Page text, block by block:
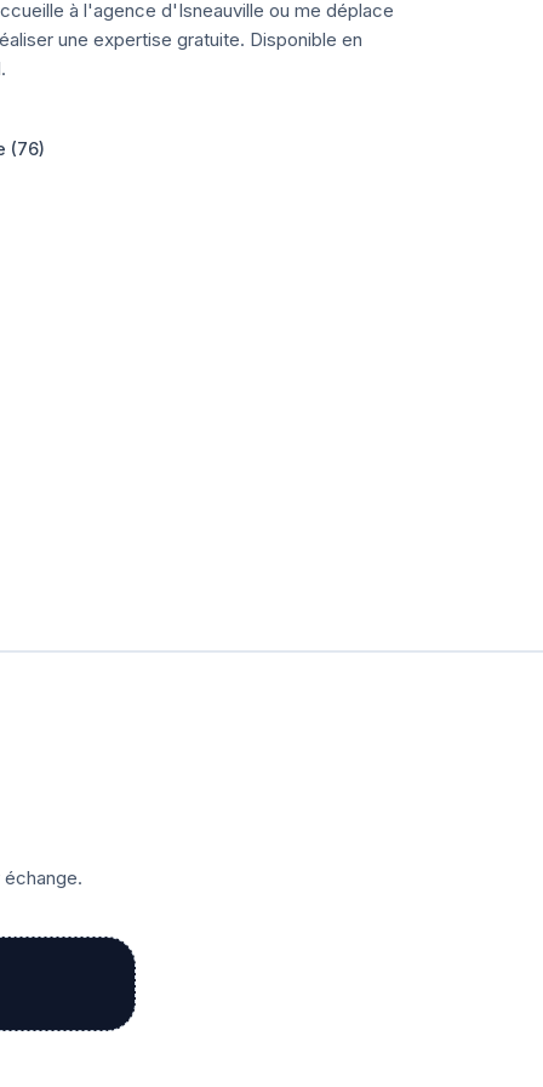
à l'agence d'Isneauville ou me déplace
une expertise gratuite. Disponible en
(76)